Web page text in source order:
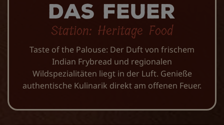
Das Feuer
Station: Heritage Food
Taste of the Palouse: Der Duft von frischem
Indian Frybread und regionalen
Wildspezialitäten liegt in der Luft. Genieße
authentische Kulinarik direkt am offenen Feuer.